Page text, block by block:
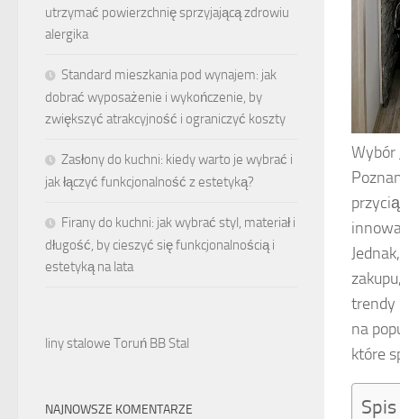
Wybór
trendy
na
które
utrzymać powierzchnię sprzyjającą zdrowiu
alergika
Standard mieszkania pod wynajem: jak
dobrać wyposażenie i wykończenie, by
zwiększyć atrakcyjność i ograniczyć koszty
Zasłony do kuchni: kiedy warto je wybrać i
jak łączyć funkcjonalność z estetyką?
Firany do kuchni: jak wybrać styl, materiał i
długość, by cieszyć się funkcjonalnością i
estetyką na lata
liny stalowe Toruń BB Stal
NAJNOWSZE KOMENTARZE